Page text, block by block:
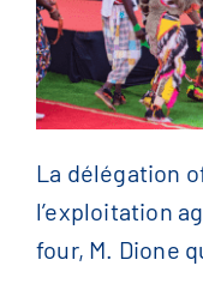
La délégation
l’exploitation
four, M. Dione